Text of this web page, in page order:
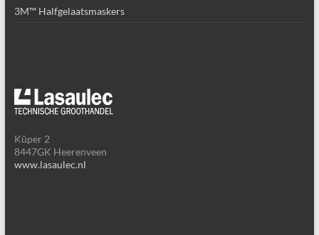
3M™ Halfgelaatsmaskers
Kûper 2
8447GK Heerenveen
www.lasaulec.nl